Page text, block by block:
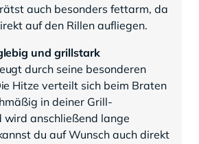
auch besonders fettarm, da
auf den Rillen aufliegen.
und grillstark
durch seine besonderen
Hitze verteilt sich beim Braten
in deiner Grill-
wird anschließend lange
du auf Wunsch auch direkt